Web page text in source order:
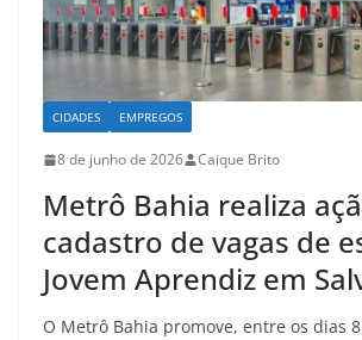
CIDADES EMPREGOS
8 de junho de 2026 Caique Brito
Metrô Bahia realiza
cadastro de vagas de
Jovem Aprendiz em
O Metrô Bahia promove, entre os dias